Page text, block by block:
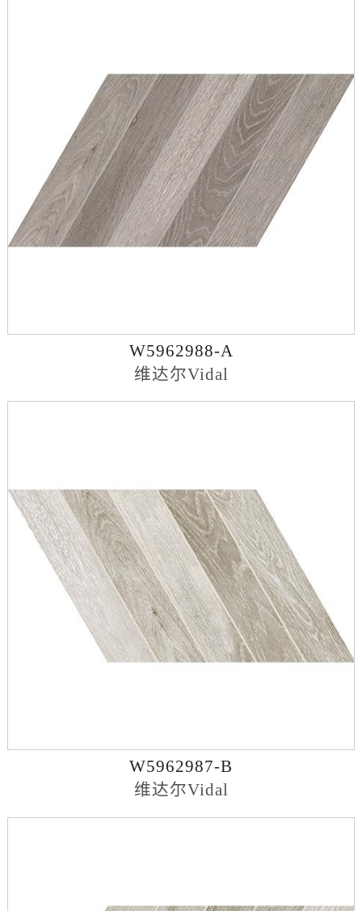
W5962988-A
维达尔Vidal
W5962987-B
维达尔Vidal